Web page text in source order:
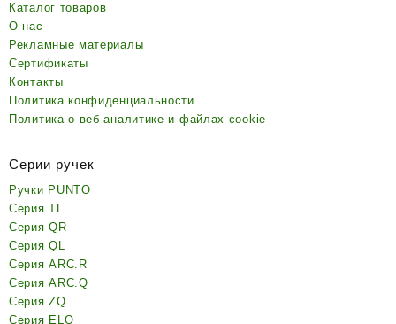
Каталог товаров
О нас
Рекламные материалы
Сертификаты
Контакты
Политика конфиденциальности
Политика о веб-аналитике и файлах cookie
Серии ручек
Ручки PUNTO
Серия TL
Серия QR
Серия QL
Серия ARC.R
Серия ARC.Q
Серия ZQ
Серия ELQ